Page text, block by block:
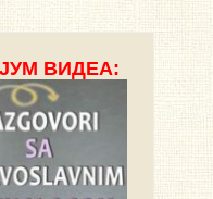
ВИДЕА: